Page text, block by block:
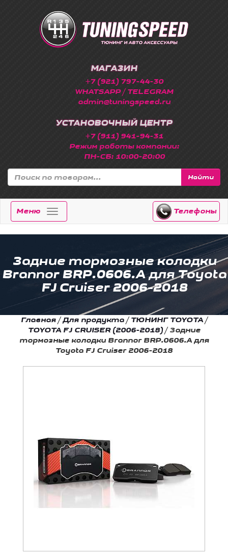
МАГАЗИН
+7 (921) 797-44-30
WHATSAPP / TELEGRAM
admin@tuningspeed.ru
УСТАНОВОЧНЫЙ ЦЕНТР
+7 (911) 941-94-31
Режим работы компании:
ПН-СБ: 10:00-20:00
Найти
Меню Телефоны
Задние тормозные колодки
Brannor BRP.0606.A для Toyota
FJ Cruiser 2006-2018
Главная /Для продукта /ТЮНИНГ TOYOTA /
TOYOTA FJ CRUISER (2006-2018) /Задние
тормозные колодки Brannor BRP.0606.A для
Toyota FJ Cruiser 2006-2018